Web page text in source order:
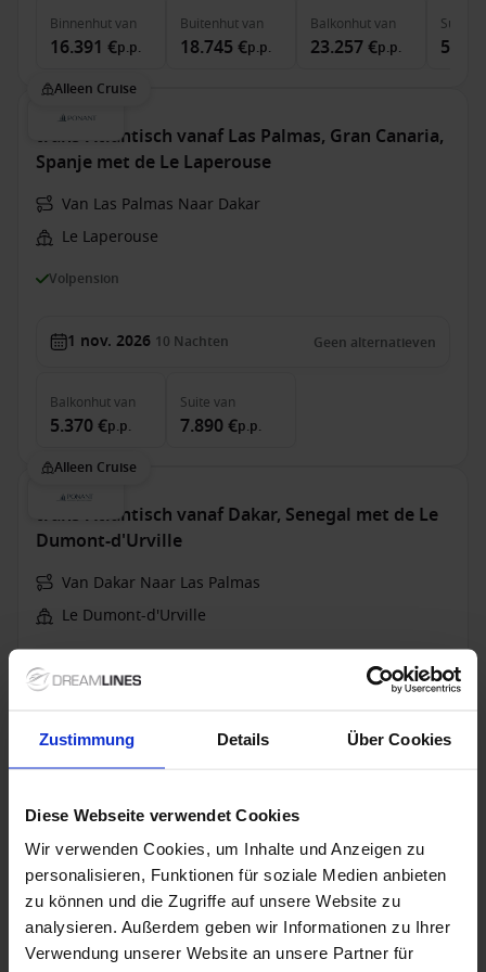
Zustimmung Details Über Cookies
Diese Webseite verwendet Cookies
Wir verwenden Cookies, um Inhalte und Anzeigen zu
personalisieren, Funktionen für soziale Medien anbieten
zu können und die Zugriffe auf unsere Website zu
analysieren. Außerdem geben wir Informationen zu Ihrer
Verwendung unserer Website an unsere Partner für
Binnenhutvan
16.391 €p.p.
Buitenhutvan
18.745 €p.p.
Balkonhutvan
23.257 €p.p.
Suite
Alleen Cruise
trans-Atlantisch vanaf Las Palmas, Gran Canaria,
Spanje met de Le Laperouse
Van Las Palmas Naar Dakar
Le Laperouse
Volpension
1 nov. 2026 10 Nachten Geen alternatieven
Balkonhutvan
5.370 €p.p.
Suite van
7.890 €p.p.
Alleen Cruise
trans-Atlantisch vanaf Dakar, Senegal met de Le
Dumont-d'Urville
Van Dakar Naar Las Palmas
Le Dumont-d'Urville
5.200 € p.p. 7.620 €p.p.
Alleen Cruise
trans-Atlantisch vanaf Las Palmas, Gran Canaria,
Spanje met de Le Champlain
Van Las Palmas Naar Dakar